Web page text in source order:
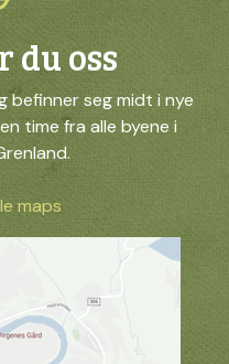
du oss
befinner seg midt i nye
time fra alle byene i
maps